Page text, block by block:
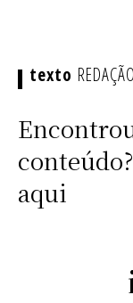
aqui